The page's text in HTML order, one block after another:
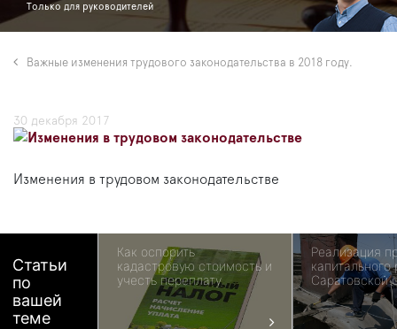
Только для руководителей
Важные изменения трудового законодательства в 2018 году.
30 декабря 2017
Изменения в трудовом законодательстве
Статьи
по
вашей
теме
Как оспорить
кадастровую стоимость и
учесть переплату
Реализация
Саратовской